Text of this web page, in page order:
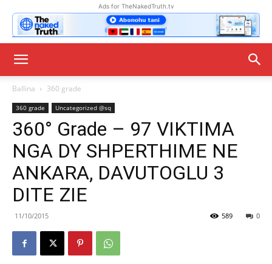
Ads for TheNakedTruth.tv
Ballina 360 grade
360 grade Uncategorized @sq
360° Grade – 97 VIKTIMA
NGA DY SHPERTHIME NE
ANKARA, DAVUTOGLU 3
DITE ZIE
11/10/2015 0
589